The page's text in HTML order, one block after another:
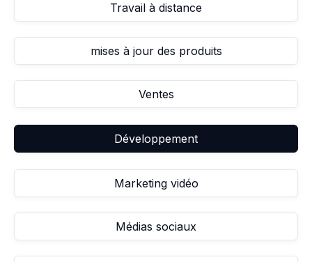
Travail à distance
mises à jour des produits
Ventes
Développement
Marketing vidéo
Médias sociaux